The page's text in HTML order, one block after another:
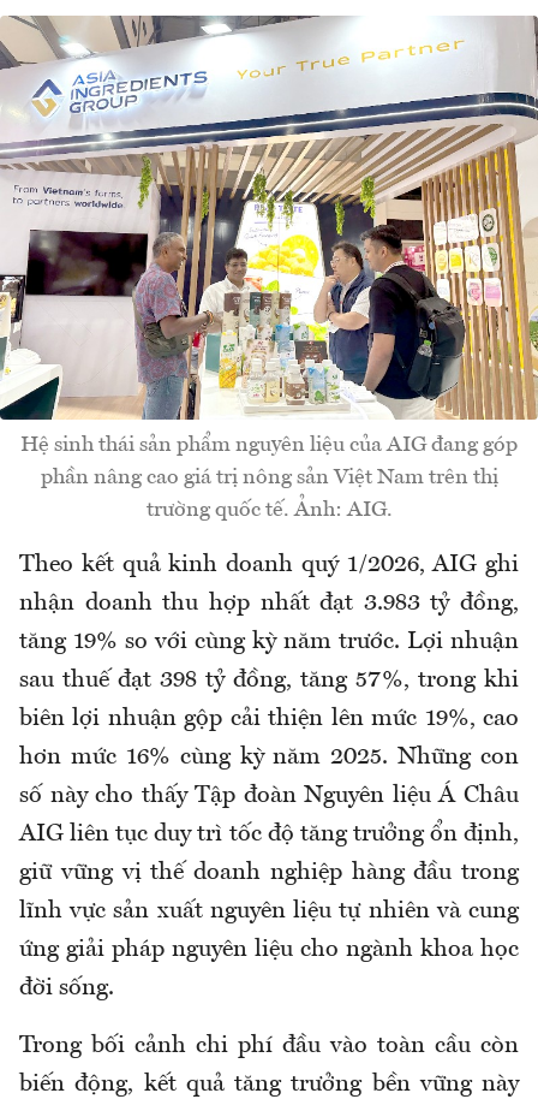
Hệ sinh thái sản phẩm nguyên liệu của AIG đang góp
phần nâng cao giá trị nông sản Việt Nam trên thị
trường quốc tế. Ảnh: AIG.
Theo kết quả kinh doanh quý 1/2026, AIG ghi
nhận doanh thu hợp nhất đạt 3.983 tỷ đồng,
tăng 19% so với cùng kỳ năm trước. Lợi nhuận
sau thuế đạt 398 tỷ đồng, tăng 57%, trong khi
biên lợi nhuận gộp cải thiện lên mức 19%, cao
hơn mức 16% cùng kỳ năm 2025. Những con
số này cho thấy Tập đoàn Nguyên liệu Á Châu
AIG liên tục duy trì tốc độ tăng trưởng ổn định,
giữ vững vị thế doanh nghiệp hàng đầu trong
lĩnh vực sản xuất nguyên liệu tự nhiên và cung
ứng giải pháp nguyên liệu cho ngành khoa học
đời sống.
Trong bối cảnh chi phí đầu vào toàn cầu còn
biến động, kết quả tăng trưởng bền vững này